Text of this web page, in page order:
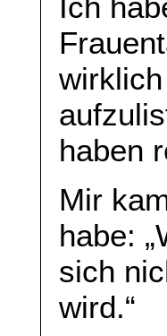
haben
Mir
habe:
sich
wird.“